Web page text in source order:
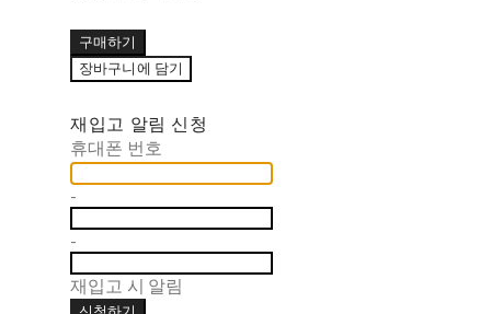
구매하기
장바구니에 담기
재입고 알림 신청
휴대폰 번호
-
-
재입고 시 알림
신청하기